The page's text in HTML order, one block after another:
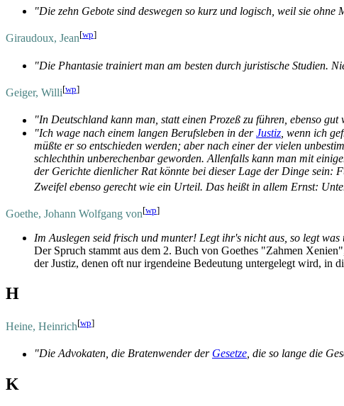
"Die zehn Gebote sind deswegen so kurz und logisch, weil sie
Giraudoux, Jean[wp]
"Die Phantasie trainiert man am besten durch juristische Studien.
Geiger, Willi[wp]
"In Deutschland kann man, statt einen Prozeß zu führen, ebenso gut
"Ich wage nach einem langen Berufsleben in derJustiz , wenn ich
müßte er so entschieden werden; aber nach einer der vielen
schlechthin unberechenbar geworden. Allenfalls kann man mit
der Gerichte dienlicher Rat könnte bei dieser Lage der Dinge sein:
Zweifel ebenso gerecht wie ein Urteil. Das heißt in allem Ernst:
Goethe, Johann Wolfgang von[wp]
Im Auslegen seid frisch und munter! Legt ihr's nicht aus, so legt was
Der Spruch stammt aus dem 2. Buch von Goethes "Zahmen
der Justiz, denen oft nur irgendeine Bedeutung untergelegt wird, in
H
Heine, Heinrich[wp]
"Die Advokaten, die Bratenwender der Gesetze, die so lange die
K